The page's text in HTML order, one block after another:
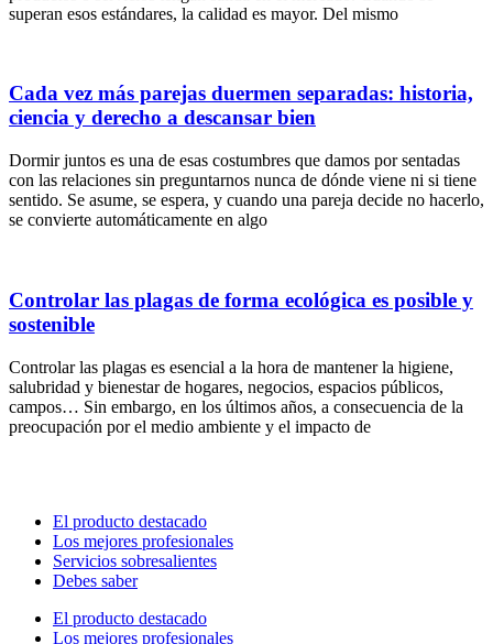
superan esos estándares, la calidad es mayor. Del mismo
Cada vez más parejas duermen separadas: historia,
ciencia y derecho a descansar bien
Dormir juntos es una de esas costumbres que damos por sentadas
con las relaciones sin preguntarnos nunca de dónde viene ni si tiene
sentido. Se asume, se espera, y cuando una pareja decide no hacerlo,
se convierte automáticamente en algo
Controlar las plagas de forma ecológica es posible y
sostenible
Controlar las plagas es esencial a la hora de mantener la higiene,
salubridad y bienestar de hogares, negocios, espacios públicos,
campos… Sin embargo, en los últimos años, a consecuencia de la
preocupación por el medio ambiente y el impacto de
El producto destacado
Los mejores profesionales
Servicios sobresalientes
Debes saber
El producto destacado
Los mejores profesionales